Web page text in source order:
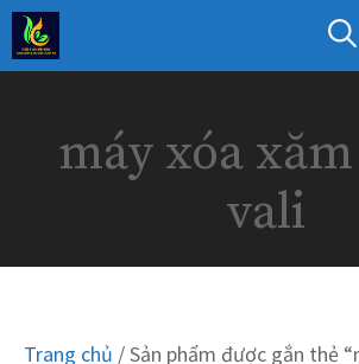
Chuyển
đến
nội
máy xóa
vali
Trang chủ / Sản phẩm được gắn thẻ